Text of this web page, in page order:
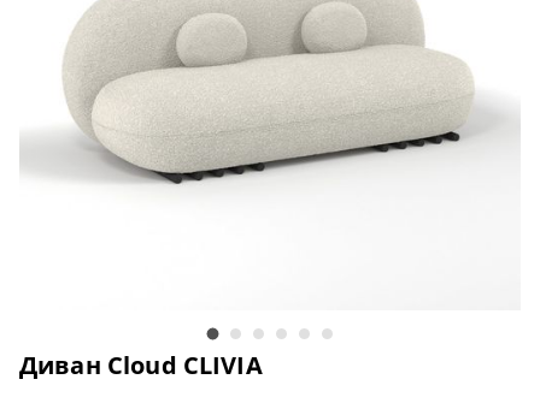
Диван Cloud CLIVIA